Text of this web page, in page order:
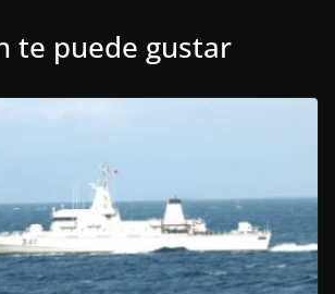
te puede gustar